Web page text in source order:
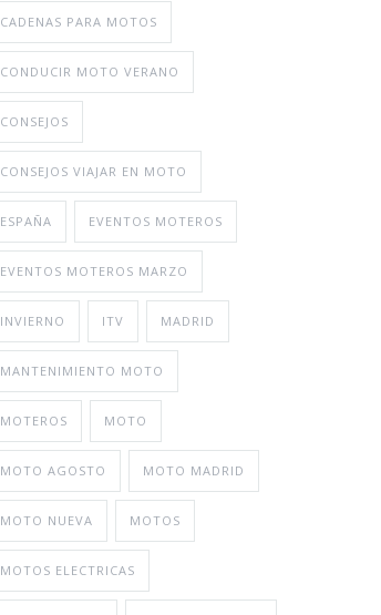
CADENAS PARA MOTOS
CONDUCIR MOTO VERANO
CONSEJOS
CONSEJOS VIAJAR EN MOTO
ESPAÑA EVENTOS MOTEROS
EVENTOS MOTEROS MARZO
INVIERNO ITV MADRID
MANTENIMIENTO MOTO
MOTEROS MOTO
MOTO AGOSTO MOTO MADRID
MOTO NUEVA MOTOS
MOTOS ELECTRICAS